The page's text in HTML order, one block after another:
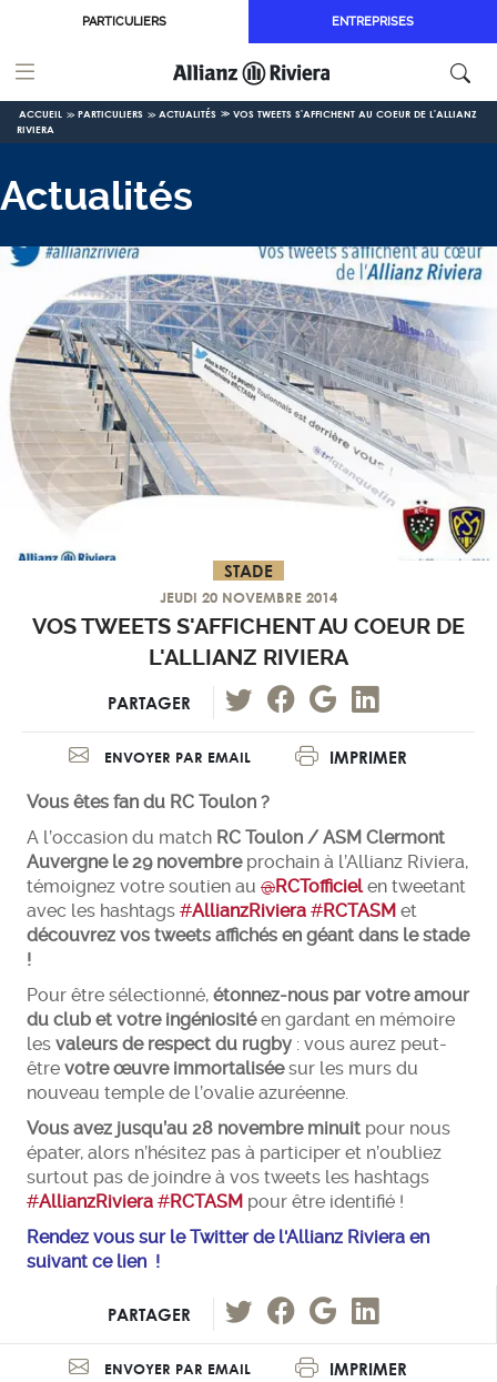
Aller au contenu principal
PARTICULIERS ENTREPRISES
ACCUEIL PARTICULIERS ACTUALITÉS
VOS TWEETS S'AFFICHENT AU COEUR DE L'ALLIANZ
RIVIERA
Actualités
STADE
JEUDI 20 NOVEMBRE 2014
VOS TWEETS S'AFFICHENT AU COEUR DE
L'ALLIANZ RIVIERA
PARTAGER
ENVOYER PAR EMAIL IMPRIMER
Vous êtes fan du RC Toulon ?
A l’occasion du match RC Toulon / ASM Clermont
Auvergne le 29 novembreprochain à l’Allianz Riviera,
témoignez votre soutien au @RCTofficielen tweetant
avec les hashtags #AllianzRiviera #RCTASM et
découvrez vos tweets affichés en géant dans le stade
!
Pour être sélectionné, étonnez-nous par votre amour
du club et votre ingéniositéen gardant en mémoire
les valeurs de respect du rugby : vous aurez peut-
être votre œuvre immortaliséesur les murs du
nouveau temple de l’ovalie azuréenne.
Vous avez jusqu’au 28 novembre minuit pour nous
épater, alors n’hésitez pas à participer et n’oubliez
surtout pas de joindre à vos tweets les hashtags
#AllianzRiviera #RCTASM pour être identifié !
Rendez vous sur le Twitter de l'Allianz Riviera en
suivant ce lien !
PARTAGER
ENVOYER PAR EMAIL IMPRIMER